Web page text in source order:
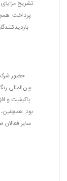
تشریح
پرداخت.
حضور
بین‌المللی
باکیفیت و
بود.
سایر